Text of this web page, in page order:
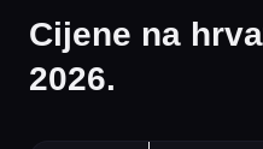
Cijene na
2026.